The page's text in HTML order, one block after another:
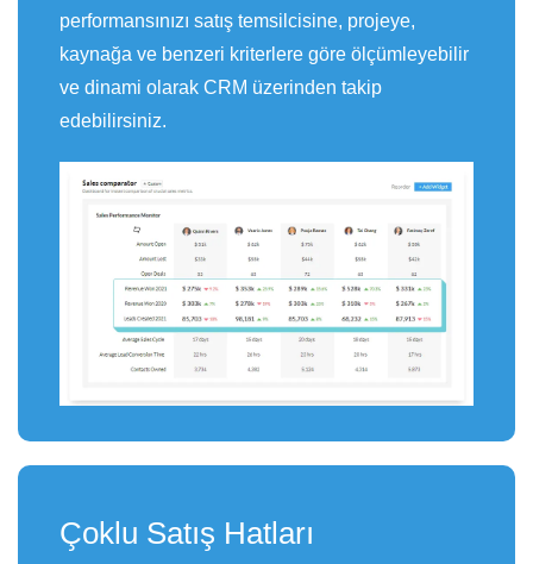
performansınızı satış temsilcisine, projeye,
kaynağa ve benzeri kriterlere göre ölçümleyebilir
ve dinami olarak CRM üzerinden takip
edebilirsiniz.
Çoklu Satış Hatları